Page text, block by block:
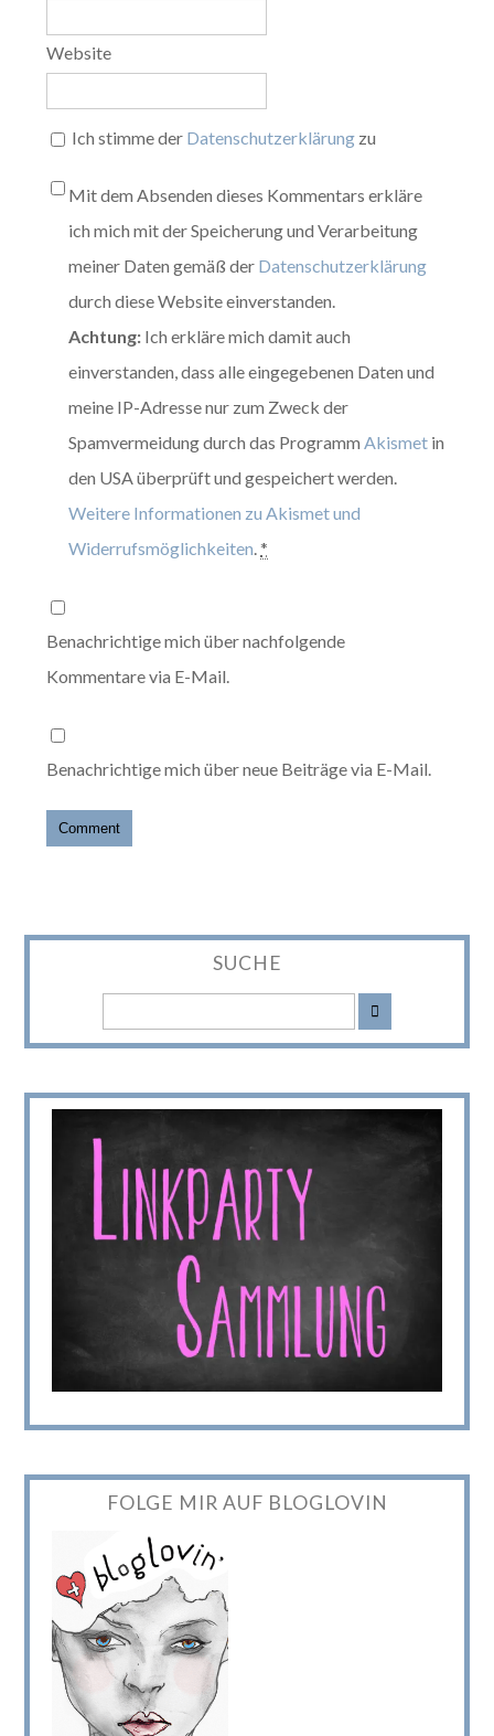
Website
Ich stimme der Datenschutzerklärung zu
Mit dem Absenden dieses Kommentars erkläre
ich mich mit der Speicherung und Verarbeitung
meiner Daten gemäß der Datenschutzerklärung
durch diese Website einverstanden.
Achtung: Ich erkläre mich damit auch
einverstanden, dass alle eingegebenen Daten und
meine IP-Adresse nur zum Zweck der
Spamvermeidung durch das Programm Akismet in
den USA überprüft und gespeichert werden.
Weitere Informationen zu Akismet und
Widerrufsmöglichkeiten .*
Benachrichtige mich über nachfolgende
Kommentare via E-Mail.
Benachrichtige mich über neue Beiträge via E-Mail.
SUCHE
FOLGE MIR AUF BLOGLOVIN